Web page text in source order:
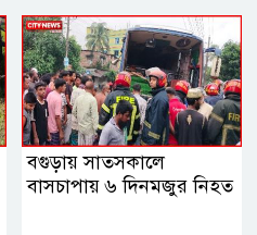
বগুড়ায় সাতসকালে
বাসচাপায় ৬ দিনমজুর নিহত